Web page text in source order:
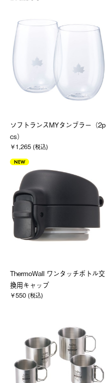
ソフトランスMYタンブラー（2p
cs）
￥1,265 (税込)
NEW
ThermoWall ワンタッチボトル交
換用キャップ
￥550 (税込)